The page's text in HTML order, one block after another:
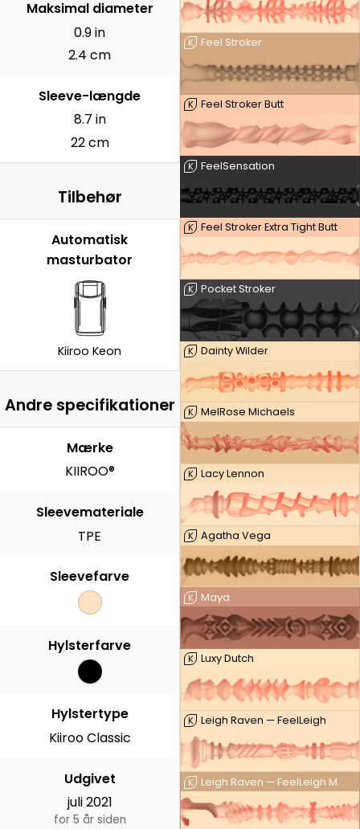
K Feel Stroker
K Feel Stroker Butt
K FeelSensation
K Feel Stroker Extra Tight Butt
K Pocket Stroker
K Dainty Wilder
K MelRose Michaels
K Lacy Lennon
K Agatha Vega
K Maya
K Luxy Dutch
K Leigh Raven — FeelLeigh
K Leigh Raven — FeelLeigh Mouth
Maksimal diameter
0.9 in
2.4 cm
Sleeve-længde
8.7 in
22 cm
Tilbehør
Automatisk
masturbator
Kiiroo Keon
Andre specifikationer
Mærke
KIIROO®
Sleevemateriale
TPE
Sleevefarve
Hylsterfarve
Hylstertype
Kiiroo Classic
Udgivet
juli 2021
for 5 år siden